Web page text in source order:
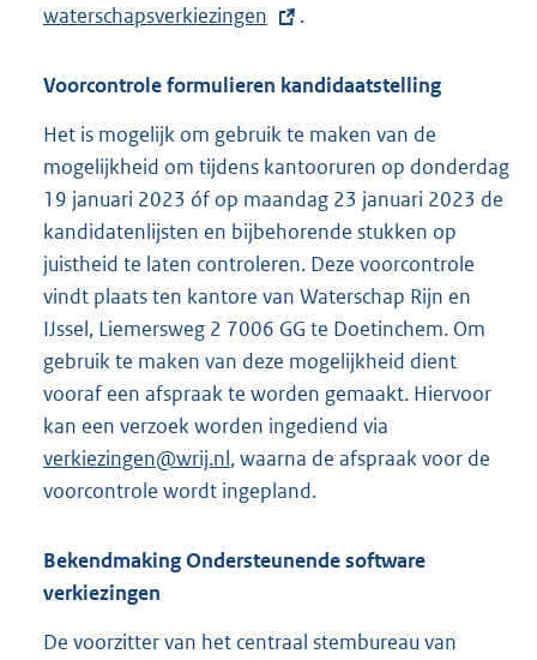
x
e
n
e
l
i
n
k
:
waterschapsverkiezingen
.
Voorcontrole formulieren kandidaatstelling
Het is mogelijk om gebruik te maken van de
mogelijkheid om tijdens kantooruren op donderdag
19 januari 2023 óf op maandag 23 januari 2023 de
kandidatenlijsten en bijbehorende stukken op
juistheid te laten controleren. Deze voorcontrole
vindt plaats ten kantore van Waterschap Rijn en
IJssel, Liemersweg 2 7006 GG te Doetinchem. Om
gebruik te maken van deze mogelijkheid dient
vooraf een afspraak te worden gemaakt. Hiervoor
kan een verzoek worden ingediend via
verkiezingen@wrij.nl, waarna de afspraak voor de
voorcontrole wordt ingepland.
Bekendmaking Ondersteunende software
verkiezingen
De voorzitter van het centraal stembureau van